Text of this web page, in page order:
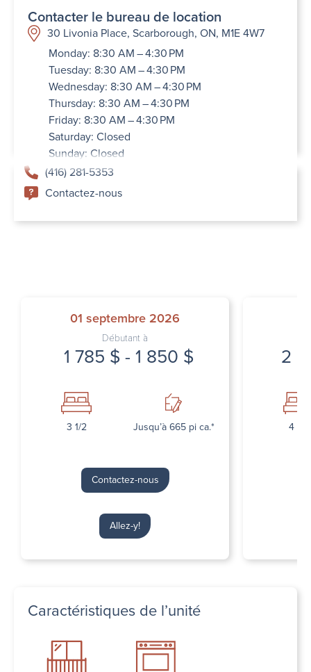
Contacter le bureau de location
30 Livonia Place, Scarborough, ON, M1E 4W7
Monday: 8:30 AM – 4:30 PM
Tuesday: 8:30 AM – 4:30 PM
Wednesday: 8:30 AM – 4:30 PM
Thursday: 8:30 AM – 4:30 PM
Friday: 8:30 AM – 4:30 PM
Saturday: Closed
Sunday: Closed
(416) 281-5353
Contactez-nous
01 septembre 2026
Débutant à
1 785 $ - 1 850 $
3 1/2 Jusqu’à 665 pi ca.*
Contactez-nous
Allez-y!
2
4 1/2
Caractéristiques de l’unité